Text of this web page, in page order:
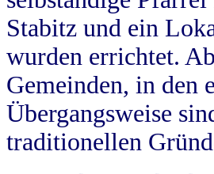
Stabitz und ein
wurden errichtet.
Gemeinden, in den
Übergangsweise
traditionellen